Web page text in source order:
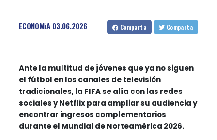
ECONOMíA 03.06.2026 Comparta Comparta
Ante la multitud de jóvenes que ya no siguen
el fútbol en los canales de televisión
tradicionales, la FIFA se alía con las redes
sociales y Netflix para ampliar su audiencia y
encontrar ingresos complementarios
durante el Mundial de Norteamérica 2026.